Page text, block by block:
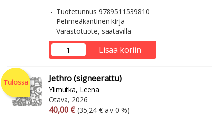
Tuotetunnus 9789511539810
Pehmeäkantinen kirja
Varastotuote, saatavilla
Lisää koriin
Tulossa Jethro (signeerattu)
Ylimutka, Leena
Otava, 2026
Arvonlisäverollinen hinta
40,00 € Arvonlisäveroton hinta
(35,24 € alv 0 %)